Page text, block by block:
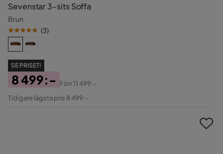
Sevenstar 3-sits Soffa
Brun
(3)
SE PRISET!
Pris
8 499:-
Original
Förr11 499:-
Tidigare lägsta pris 8 499:-